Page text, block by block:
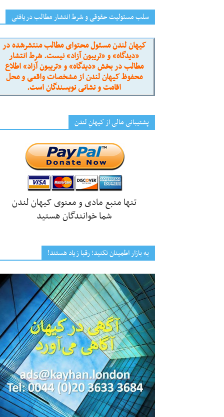
سلب مسئولیت حقوقی و شرط انتشار مطالب دریافتی
کیهان لندن مسئول محتوای مطالب منتشرشده در
«دیدگاه» و «تریبون آزاد» نیست. شرط انتشار
مطالب در بخش «دیدگاه» و «تریبون آزاد» اطلاع
محفوظ کیهان لندن از مشخصات واقعی و محل
اقامت و نشانی نویسندگان است.
پشتیبانی مالی از کیهانِ لندن
تنها منبع مادی و معنوی کیهان لندن
شما خوانندگان هستید
به بازار اطمینان نکنید؛ رقبا زیاد هستند!